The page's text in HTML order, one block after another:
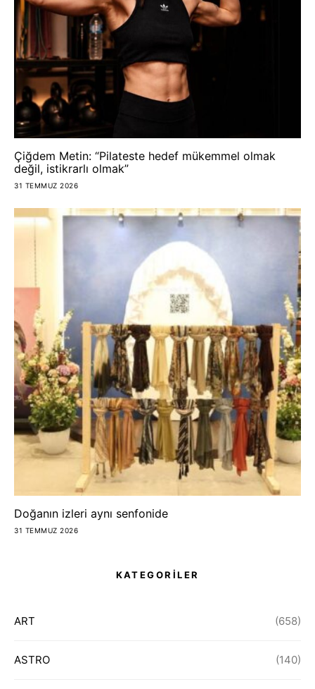
Çiğdem Metin: “Pilateste hedef mükemmel olmak
değil, istikrarlı olmak”
31 TEMMUZ 2026
Doğanın izleri aynı senfonide
31 TEMMUZ 2026
KATEGORİLER
ART (658)
ASTRO (140)